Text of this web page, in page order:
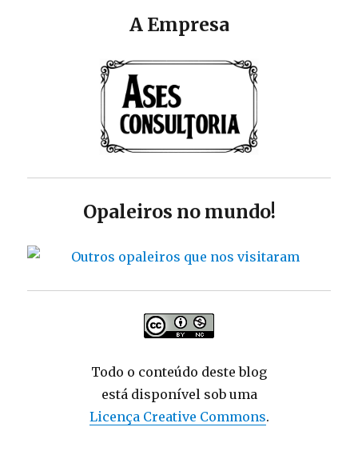
A Empresa
Opaleiros no mundo!
Todo o conteúdo deste blog
está disponível sob uma
Licença Creative Commons.